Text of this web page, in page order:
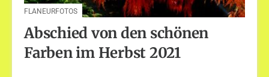
FLANEURFOTOS
Abschied von den schönen
Farben im Herbst 2021